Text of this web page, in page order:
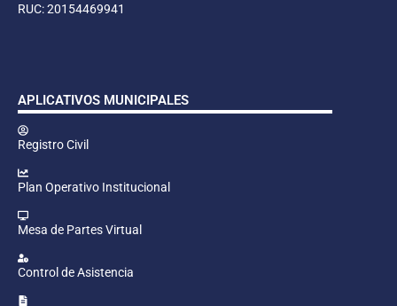
RUC: 20154469941
APLICATIVOS MUNICIPALES
Registro Civil
Plan Operativo Institucional
Mesa de Partes Virtual
Control de Asistencia